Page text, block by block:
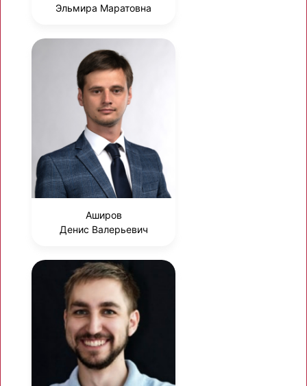
Эльмира Маратовна
Аширов
Денис Валерьевич